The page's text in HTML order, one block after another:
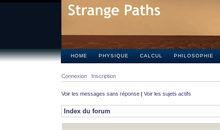
HOME PHYSIQUE CALCUL PHILOSOPHIE
Connexion Inscription
Voir les messages sans réponse | Voir les sujets actifs
Index du forum